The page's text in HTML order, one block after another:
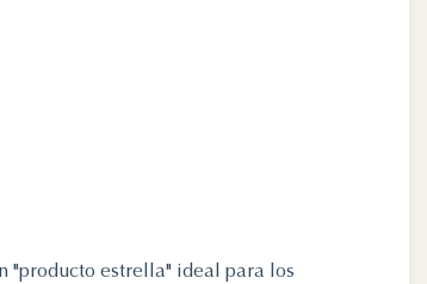
"producto estrella" ideal para los